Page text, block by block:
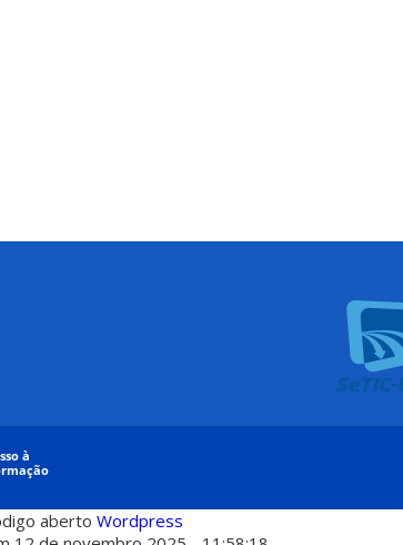
aberto Wordpress